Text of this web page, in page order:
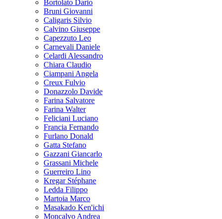
Bortolato Dario
Bruni Giovanni
Caligaris Silvio
Calvino Giuseppe
Capezzuto Leo
Carnevali Daniele
Celardi Alessandro
Chiara Claudio
Ciampani Angela
Creux Fulvio
Donazzolo Davide
Farina Salvatore
Farina Walter
Feliciani Luciano
Francia Fernando
Furlano Donald
Gatta Stefano
Gazzani Giancarlo
Grassani Michele
Guerreiro Lino
Kregar Stéphane
Ledda Filippo
Martoia Marco
Masakado Ken'ichi
Moncalvo Andrea